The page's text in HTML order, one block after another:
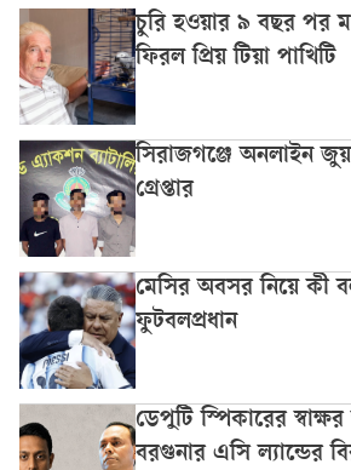
চুরি হওয়ার ৯ বছর পর
ফিরল প্রিয় টিয়া পাখিটি
সিরাজগঞ্জে অনলাইন
গ্রেপ্তার
মেসির অবসর নিয়ে কী
ফুটবলপ্রধান
ডেপুটি স্পিকারের
বরগুনার এসি ল্যান্ডের